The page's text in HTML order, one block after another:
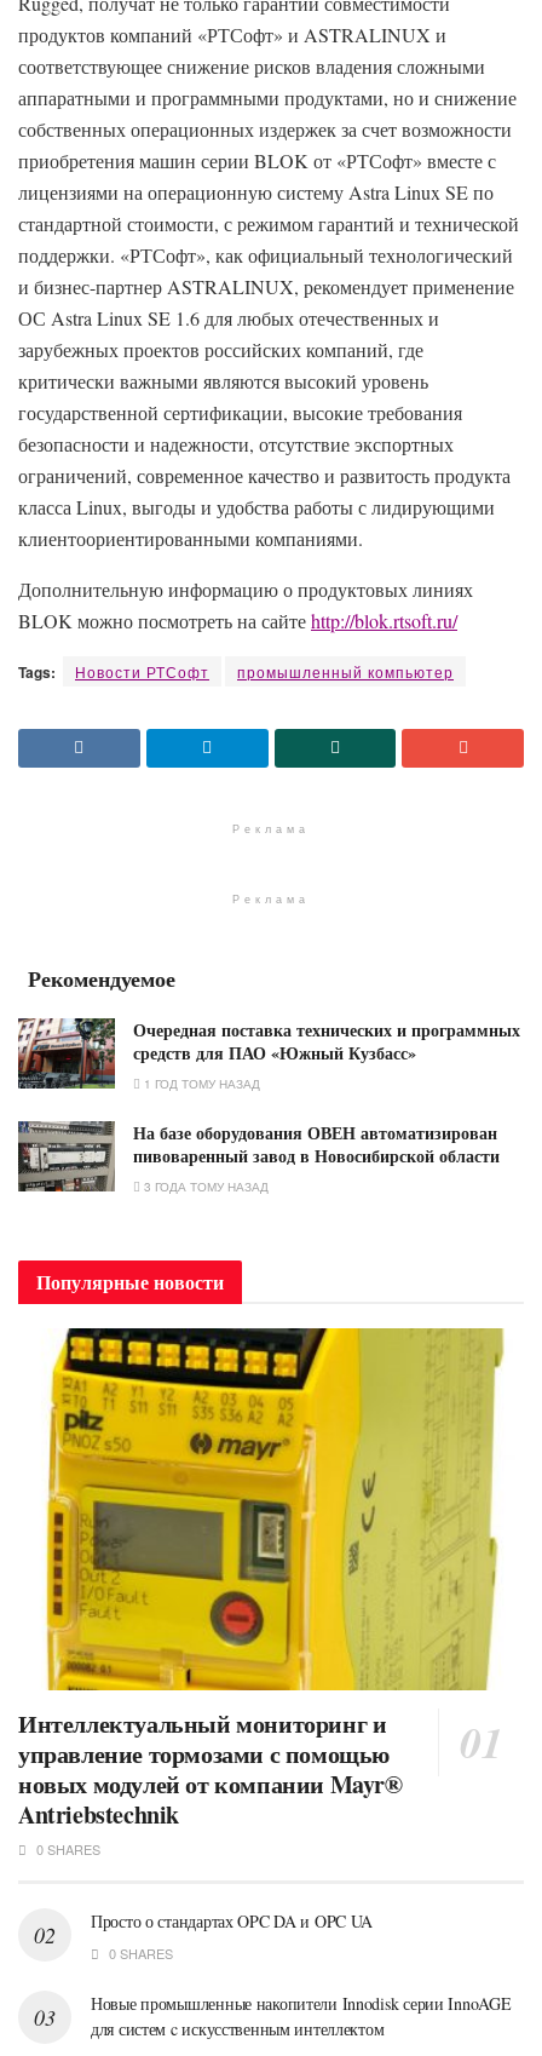
продуктов компаний «РТСофт» и ASTRALINUX и
соответствующее снижение рисков владения сложными
аппаратными и программными продуктами, но и снижение
собственных операционных издержек за счет возможности
приобретения машин серии BLOK от «РТСофт» вместе с
лицензиями на операционную систему Astra Linux SE по
стандартной стоимости, с режимом гарантий и технической
поддержки. «РТСофт», как официальный технологический
и бизнес-партнер ASTRALINUX, рекомендует применение
ОС Astra Linux SE 1.6 для любых отечественных и
зарубежных проектов российских компаний, где
критически важными являются высокий уровень
государственной сертификации, высокие требования
безопасности и надежности, отсутствие экспортных
ограничений, современное качество и развитость продукта
класса Linux, выгоды и удобства работы с лидирующими
клиентоориентированными компаниями.
Дополнительную информацию о продуктовых линиях
BLOK можно посмотреть на сайтеhttp://blok.rtsoft.ru/
Tags: Новости РТСофт промышленный компьютер
Реклама
Реклама
Рекомендуемое
Очередная поставка технических и программных
средств для ПАО «Южный Кузбасс»
1 ГОД ТОМУ НАЗАД
На базе оборудования ОВЕН автоматизирован
пивоваренный завод в Новосибирской области
3 ГОДА ТОМУ НАЗАД
Популярные новости
Интеллектуальный мониторинг и
управление тормозами с помощью
новых модулей от компании Mayr®
Antriebstechnik
0 SHARES
Просто о стандартах OPC DA и OPC UA
0 SHARES
Новые промышленные накопители Innodisk серии InnoAGE
для систем c искусственным интеллектом